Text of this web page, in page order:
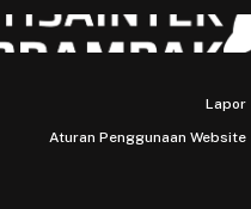
Lapor
Aturan Penggunaan Website